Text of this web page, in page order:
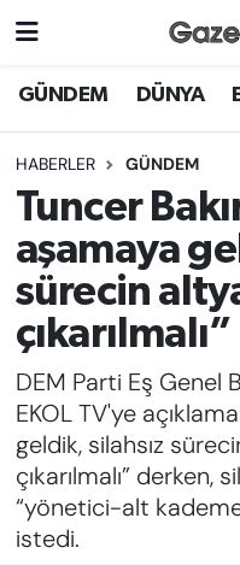
GÜNDEM DÜNYA
HABERLER GÜNDEM
Tuncer
aşamaya
sürecin
çıkarılmalı”
DEM Parti Eş Genel
EKOL TV'ye
geldik, silahsız
çıkarılmalı” derken,
“yönetici-alt
istedi.
DÜNYA
EKONOMİ
EMEK HABERLERİ
YENİ MEDYADA
GAZETECİLİĞİNİ
FAYDALI BİLGİLER
GÜNDEM
EĞİTİM
KADIN
Nöbetçi
Hava Durumu
İstanbul Namaz
Trafik Durumu
Süper Lig Puan
Tüm Manşetler
Son Dakika
Haber Arşivi